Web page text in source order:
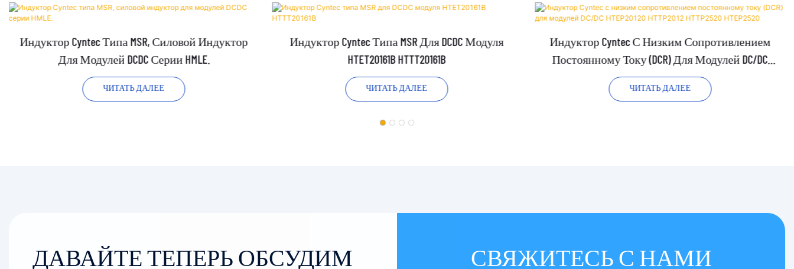
Индуктор Cyntec Типа MSR, Силовой Индуктор
Для Модулей DCDC Серии HMLE.
ЧИТАТЬ ДАЛЕЕ
Индуктор Cyntec Типа MSR Для DCDC Модуля
HTET20161B HTTT20161B
ЧИТАТЬ ДАЛЕЕ
Индуктор Cyntec С Низким Сопротивлением
Постоянному Току (DCR) Для Модулей DC/DC
HTEP20120 HTTP2012 HTTP2520 HTEP2520
ЧИТАТЬ ДАЛЕЕ
ДАВАЙТЕ ТЕПЕРЬ ОБСУДИМ СВЯЖИТЕСЬ С НАМИ